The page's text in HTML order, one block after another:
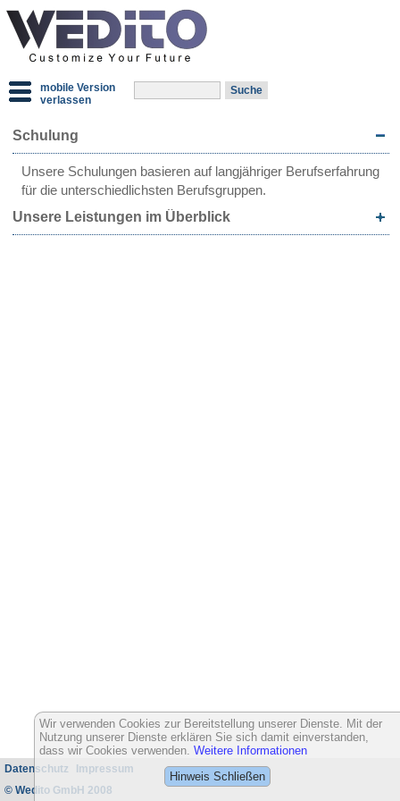
mobile Version
verlassen
Schulung
Unsere Schulungen basieren auf langjähriger Berufserfahrung
für die unterschiedlichsten Berufsgruppen.
Unsere Leistungen im Überblick
Datenschutz
Impressum
© Wedito GmbH 2008
Wir verwenden Cookies zur Bereitstellung unserer Dienste. Mit der
Nutzung unserer Dienste erklären Sie sich damit einverstanden,
dass wir Cookies verwenden. Weitere Informationen
Hinweis Schließen